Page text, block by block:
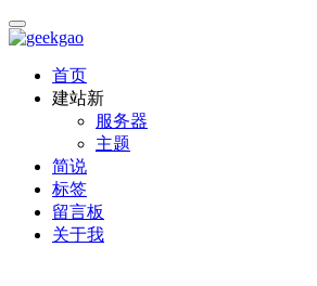
首页
建站新
服务器
主题
简说
标签
留言板
关于我